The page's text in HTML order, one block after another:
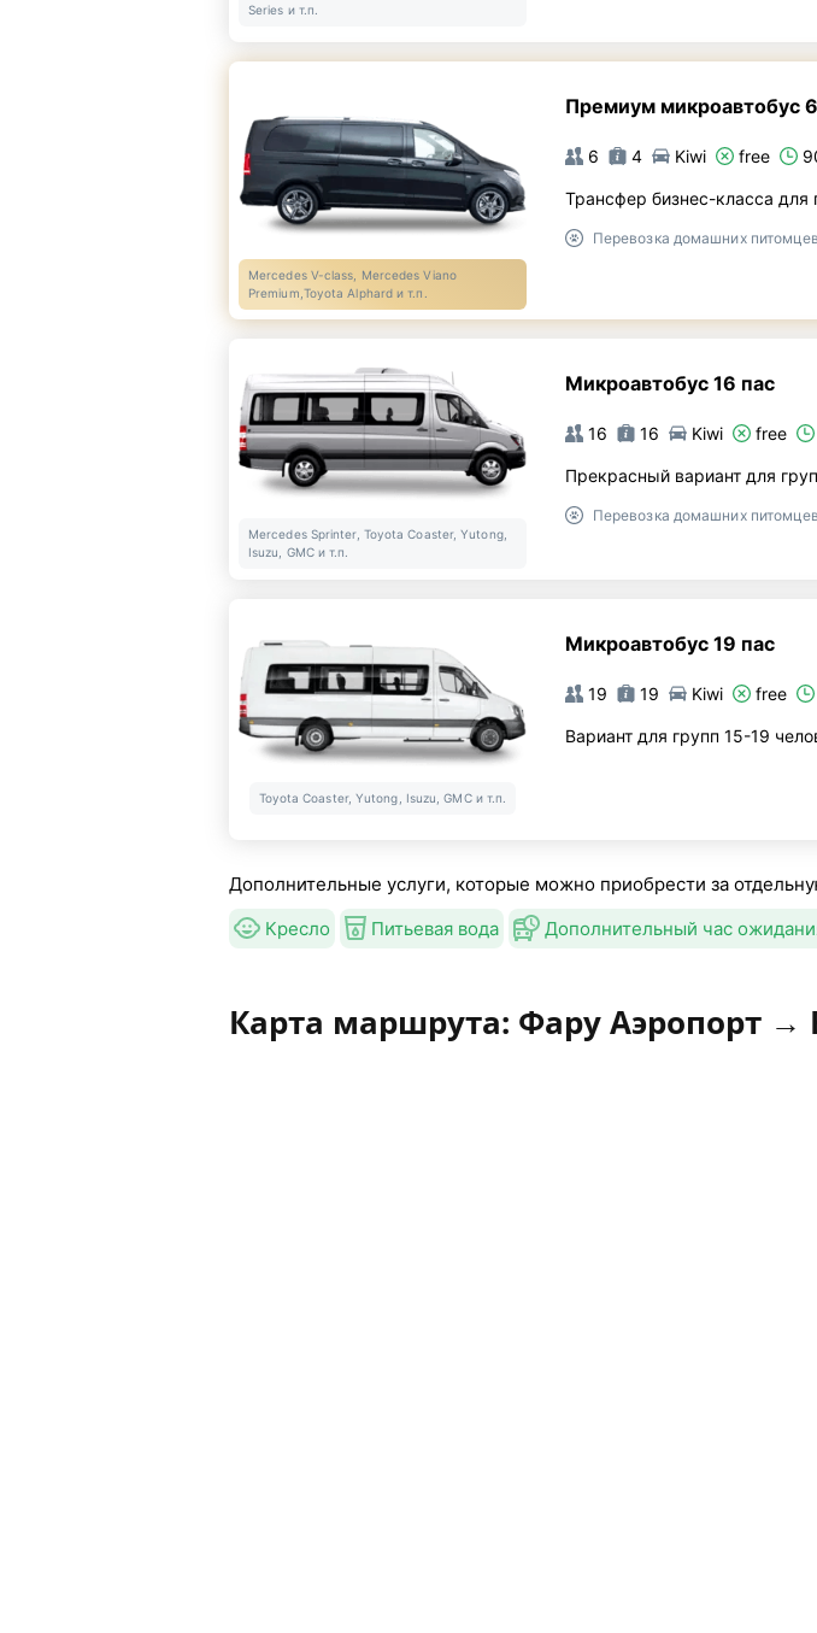
Series и т.п.
Mercedes V-class, Mercedes Viano
Premium,Toyota Alphard и т.п.
Премиум микроавтобус
6 4 Kiwi free
Трансфер бизнес-класса для
Перевозка домашних
Mercedes Sprinter, Toyota Coaster, Yutong,
Isuzu, GMC и т.п.
Микроавтобус 16 пас
16 16 Kiwi free
Прекрасный вариант для
Перевозка домашних
Toyota Coaster, Yutong, Isuzu, GMC и т.п.
Микроавтобус 19 пас
19 19 Kiwi free
Вариант для групп 15-19
Дополнительные услуги, которые можно приобрести за
Кресло
Питьевая вода Дополнительный час
Карта маршрута: Фару Аэропорт →